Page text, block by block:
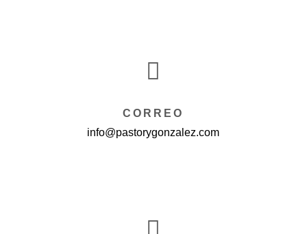

CORREO
info@pastorygonzalez.com